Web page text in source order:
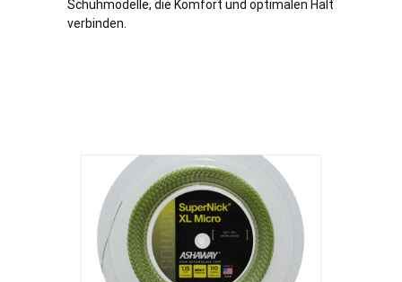
Schuhmodelle, die Komfort und optimalen Halt
verbinden.